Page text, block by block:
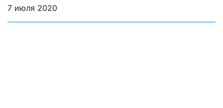
7 июля 2020